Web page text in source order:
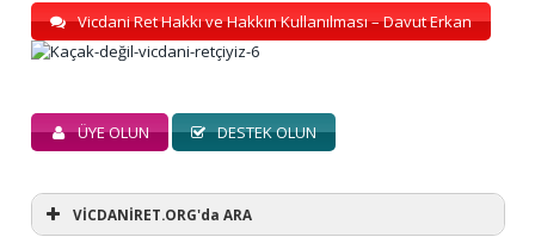
Vicdani Ret Hakkı ve Hakkın Kullanılması – Davut Erkan
ÜYE OLUN DESTEK OLUN
VİCDANİRET.ORG'da ARA